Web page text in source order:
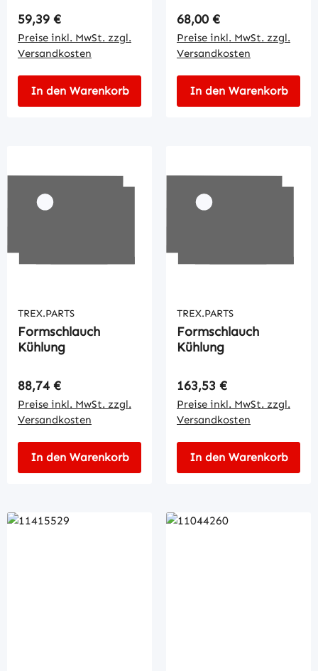
Regulärer Preis:
59,39 €
Preise inkl. MwSt. zzgl.
Versandkosten
In den Warenkorb
Regulärer Preis:
68,00 €
Preise inkl. MwSt. zzgl.
Versandkosten
In den Warenkorb
TREX.PARTS
Formschlauch
Kühlung
Regulärer Preis:
88,74 €
Preise inkl. MwSt. zzgl.
Versandkosten
In den Warenkorb
TREX.PARTS
Formschlauch
Kühlung
Regulärer Preis:
163,53 €
Preise inkl. MwSt. zzgl.
Versandkosten
In den Warenkorb